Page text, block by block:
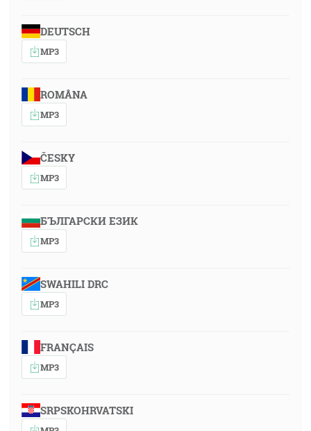
DEUTSCH
MP3
ROMÂNA
MP3
ČESKY
MP3
БЪЛГАРСКИ ЕЗИК
MP3
SWAHILI DRC
MP3
FRANÇAIS
MP3
SRPSKOHRVATSKI